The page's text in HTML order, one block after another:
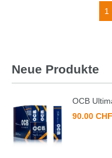
1
Neue Produkte
OCB
90.00 CHF